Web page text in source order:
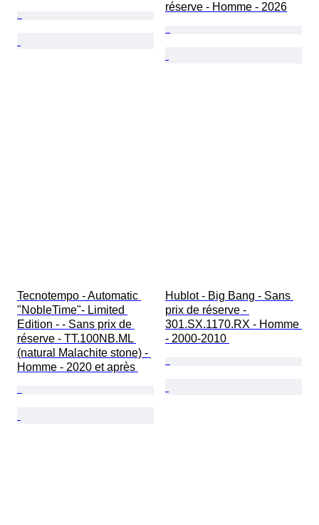
réserve - Homme - 2026
Tecnotempo - Automatic
"NobleTime"- Limited
Edition - - Sans prix de
réserve - TT.100NB.ML
(natural Malachite stone) -
Homme - 2020 et après
Hublot - Big Bang - Sans
prix de réserve -
301.SX.1170.RX - Homme
- 2000-2010